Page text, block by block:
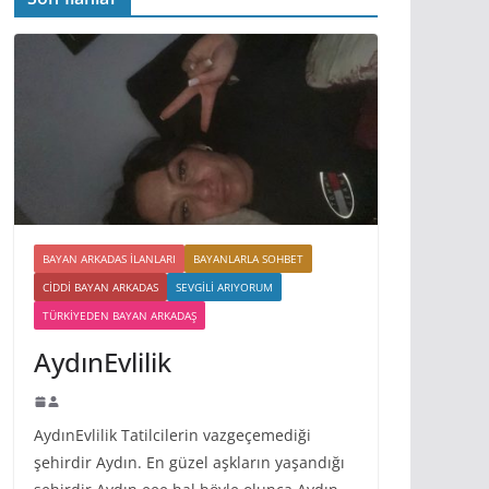
BAYAN ARKADAS ILANLARI
BAYANLARLA SOHBET
CIDDI BAYAN ARKADAS
SEVGILI ARIYORUM
TÜRKIYEDEN BAYAN ARKADAŞ
AydınEvlilik
AydınEvlilik Tatilcilerin vazgeçemediği
şehirdir Aydın. En güzel aşkların yaşandığı